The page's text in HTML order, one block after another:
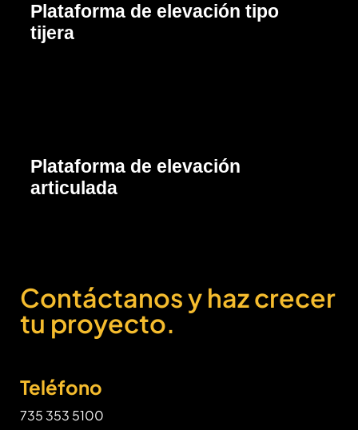
Plataforma de elevación tipo
tijera
Plataforma de elevación
articulada
Contáctanos y haz crecer
tu proyecto.
Teléfono
735 353 5100